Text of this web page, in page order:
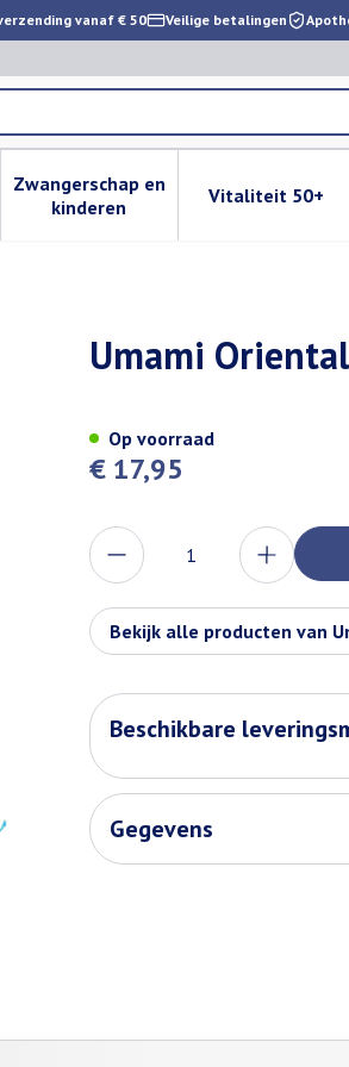
vanaf € 50 Veilige betalingen
verzorging en hygiëne categorie
voor Dieet, voeding en vitamines
Zwangerschap en
kinderenToon submenu voorVitaliteit 50+
Toon
250ml
Umami
€ 17,95
Aantal
Op voorraad
Bekijk alle producten van
Beschikbare
Gegevens